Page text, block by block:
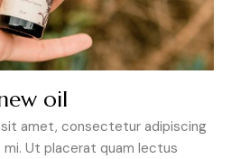
oil
amet, consectetur adipiscing
mi. Ut placerat quam lectus